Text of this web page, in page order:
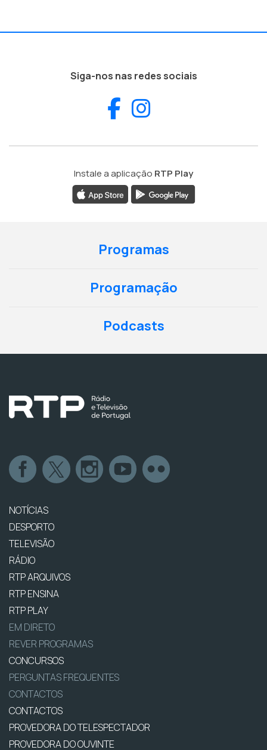
Siga-nos nas redes sociais
Facebook
Instale a aplicação RTP Play
Programas
Programação
Podcasts
NOTÍCIAS
DESPORTO
TELEVISÃO
RÁDIO
RTP ARQUIVOS
RTP ENSINA
RTP PLAY
EM DIRETO
REVER PROGRAMAS
CONCURSOS
PERGUNTAS FREQUENTES
CONTACTOS
CONTACTOS
PROVEDORA DO TELESPECTADOR
PROVEDORA DO OUVINTE